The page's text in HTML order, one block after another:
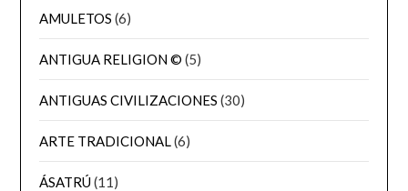
AMULETOS (6)
ANTIGUA RELIGION © (5)
ANTIGUAS CIVILIZACIONES (30)
ARTE TRADICIONAL(6)
ÁSATRÚ(11)